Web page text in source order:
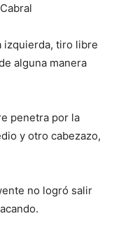
izquierda, tiro libre
alguna manera
penetra por la
y otro cabezazo,
no logró salir